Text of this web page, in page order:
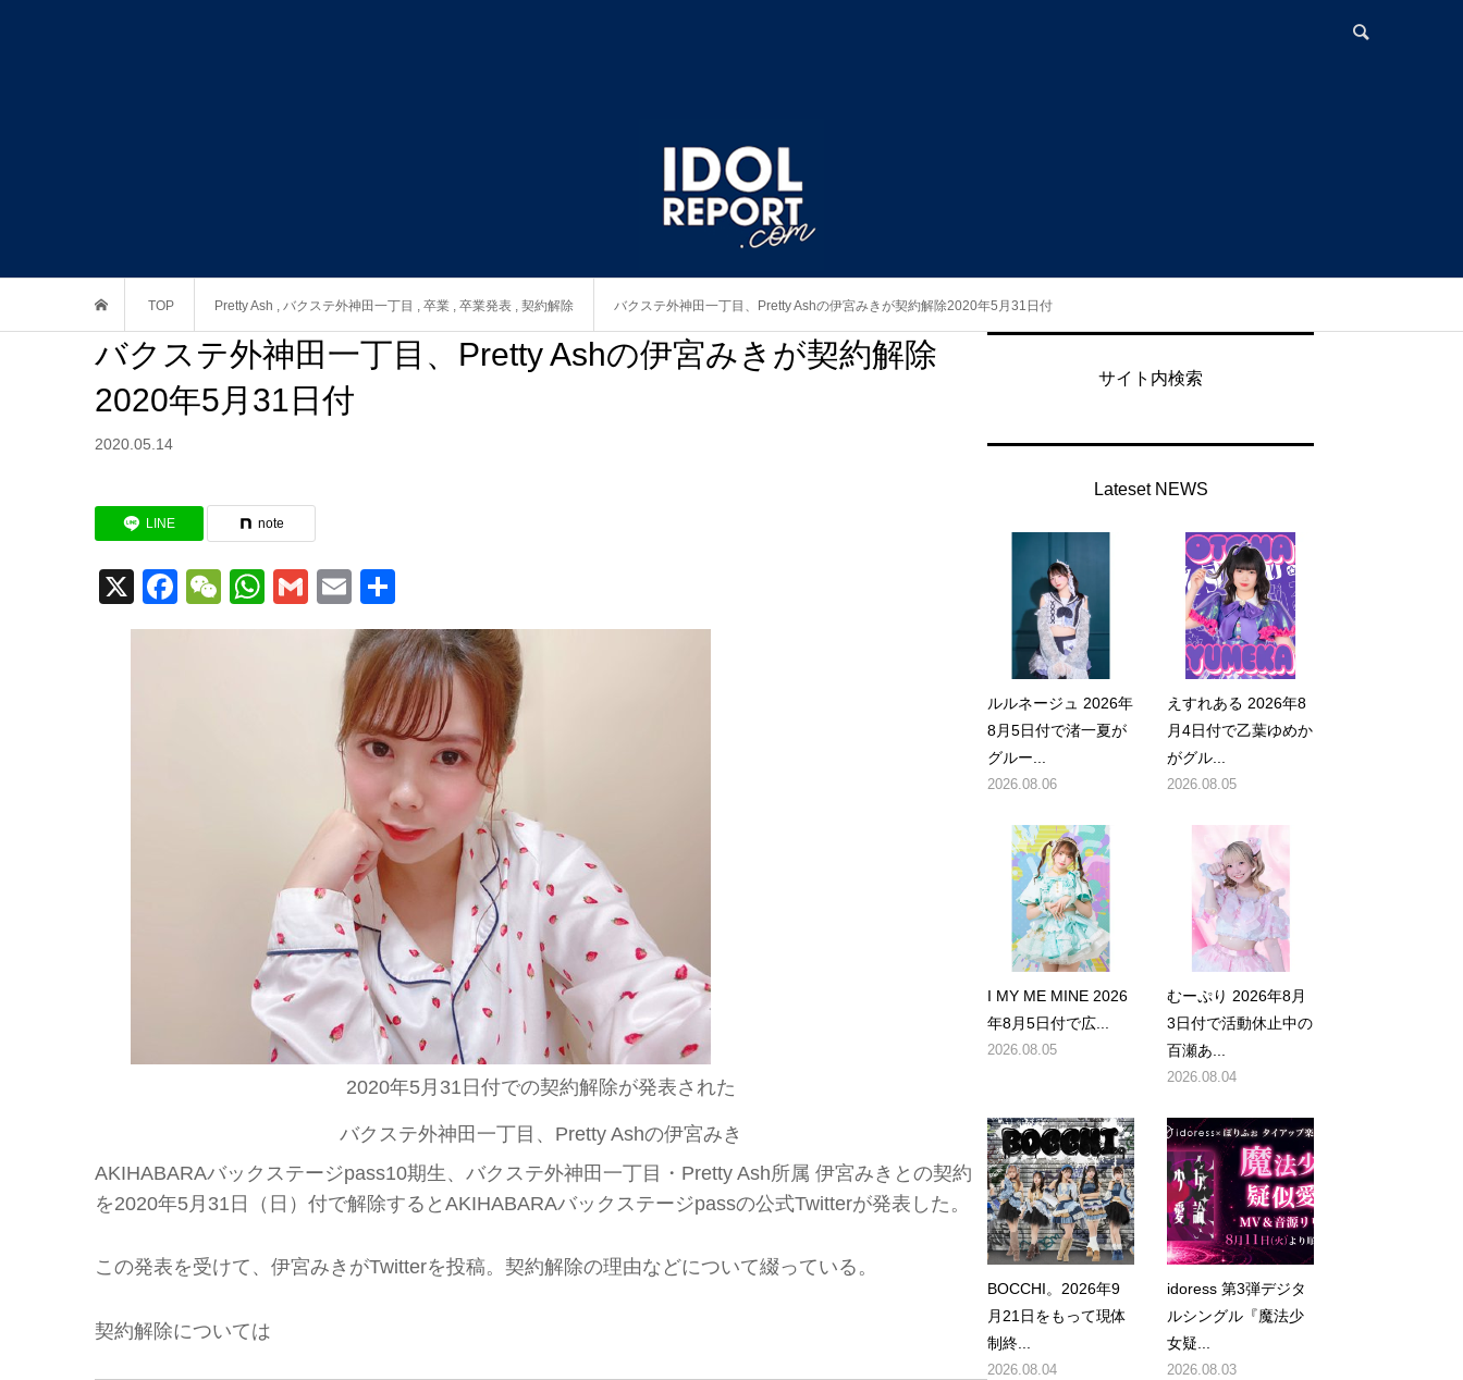
TOP Pretty Ash , バクステ外神田一丁目 , 卒業 , 卒業発表 , 契約解除 バクステ外神田一丁目、Pretty Ashの伊宮みきが契約解除2020年5月31日付
バクステ外神田一丁目、Pretty Ashの伊宮みきが契約解除
2020年5月31日付
2020.05.14
LINE note
X Facebook
WeChat
WhatsApp
GmailEmail
有
2020年5月31日付での契約解除が発表された
バクステ外神田一丁目、Pretty Ashの伊宮みき
AKIHABARAバックステージpass10期生、バクステ外神田一丁目・Pretty Ash所属 伊宮みきとの契約
を2020年5月31日（日）付で解除するとAKIHABARAバックステージpassの公式Twitterが発表した。
この発表を受けて、伊宮みきがTwitterを投稿。契約解除の理由などについて綴っている。
契約解除については
サイト内検索
Lateset NEWS
ルルネージュ 2026年
8月5日付で渚一夏が
グルー...
2026.08.06
えすれある 2026年8
月4日付で乙葉ゆめか
がグル...
2026.08.05
I MY ME MINE 2026
年8月5日付で広...
2026.08.05
むーぷり 2026年8月
3日付で活動休止中の
百瀬あ...
2026.08.04
BOCCHI。2026年9
月21日をもって現体
制終...
2026.08.04
idoress 第3弾デジタ
ルシングル『魔法少
女疑...
2026.08.03